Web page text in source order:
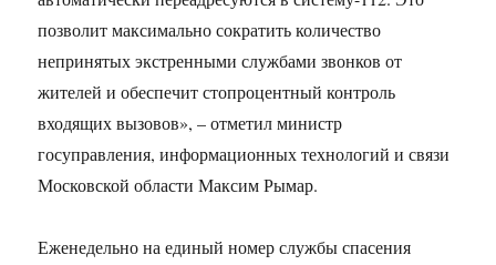
позволит максимально сократить количество
непринятых экстренными службами звонков от
жителей и обеспечит стопроцентный контроль
входящих вызовов», – отметил министр
госуправления, информационных технологий и связи
Московской области Максим Рымар.
Еженедельно на единый номер службы спасения